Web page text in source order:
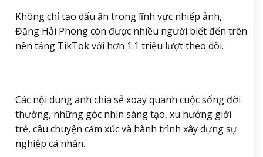
Không chỉ tạo dấu ấn trong lĩnh vực nhiếp ảnh,
Đặng Hải Phong còn được nhiều người biết đến trên
nền tảng TikTok với hơn 1.1 triệu lượt theo dõi.
Các nội dung anh chia sẻ xoay quanh cuộc sống đời
thường, những góc nhìn sáng tạo, xu hướng giới
trẻ, câu chuyện cảm xúc và hành trình xây dựng sự
nghiệp cá nhân.